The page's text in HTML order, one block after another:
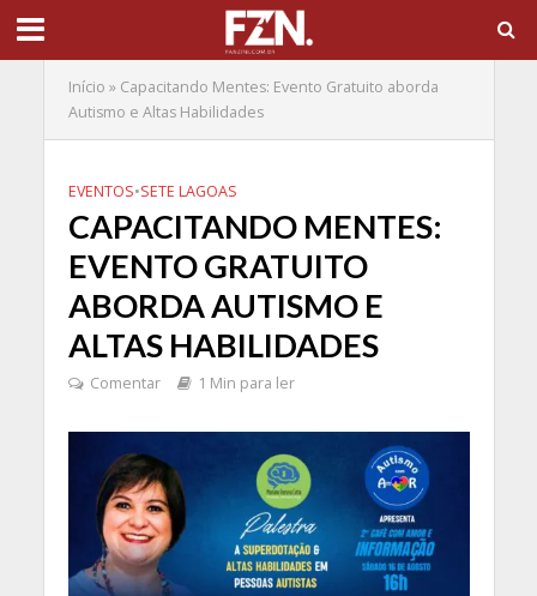
Início » Capacitando Mentes: Evento Gratuito aborda
Autismo e Altas Habilidades
EVENTOS•SETE LAGOAS
CAPACITANDO MENTES:
EVENTO GRATUITO
ABORDA AUTISMO E
ALTAS HABILIDADES
Comentar 1 Min para ler